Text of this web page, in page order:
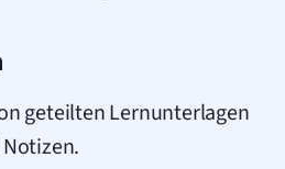
geteilten Lernunterlagen